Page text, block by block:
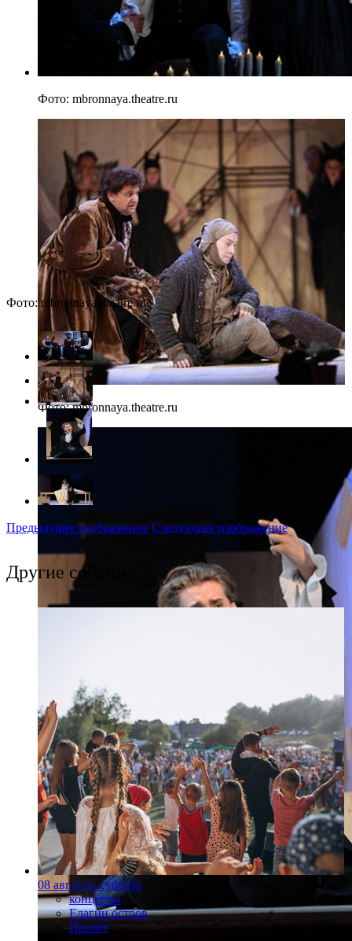
Фото: mbronnaya.theatre.ru
Фото: mbronnaya.theatre.ru
Фото: mbronnaya.theatre.ru
Предыдущее изображение Следующее изображение
Другие события
08 августа, суббота
концерты
Елагин остров
Прочее